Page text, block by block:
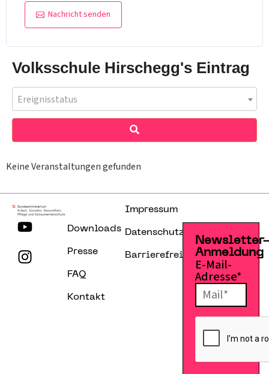
Nachricht senden
Volksschule Hirschegg's Eintrag
Ereignisstatus
Keine Veranstaltungen gefunden
Downloads
Presse
FAQ
Kontakt
Impressum
Datenschutzerklärung
Barrierefreiheitserklärung
Anmeldung
E-Mail-
Adresse*